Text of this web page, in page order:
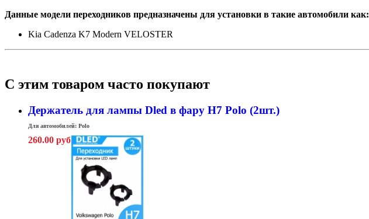
Данные модели переходников предназначены для установки в такие автомобили как:
Kia Cadenza K7 Modern VELOSTER
С этим товаром часто покупают
Держатель для лампы Dled в фару H7 Polo (2шт.)
Для автомобилей: Polo
260.00 руб